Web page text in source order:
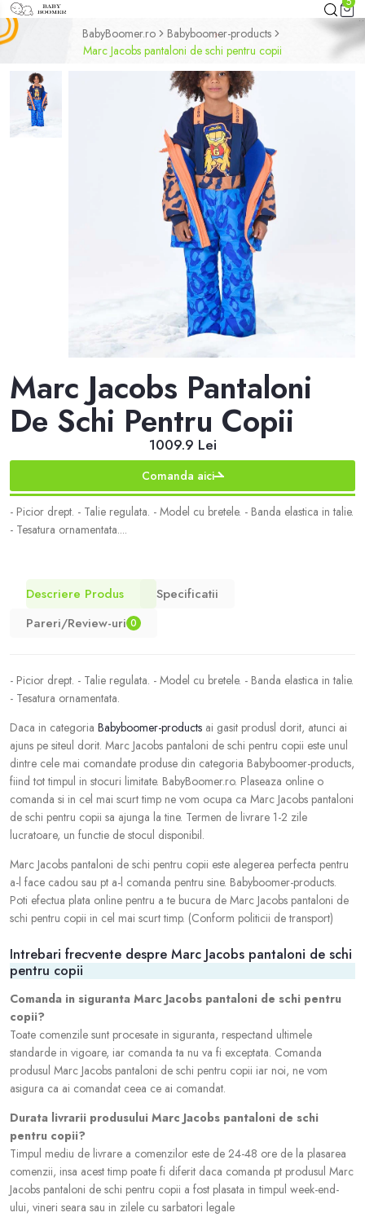
BabyBoomer.ro
Babyboomer-products
Marc Jacobs pantaloni de schi pentru copii
Marc Jacobs Pantaloni
De Schi Pentru Copii
1009.9 Lei
Comanda aici
- Picior drept. - Talie regulata. - Model cu bretele. - Banda elastica in talie.
- Tesatura ornamentata....
Descriere Produs
Specificatii
Pareri/Review-uri 0
- Picior drept. - Talie regulata. - Model cu bretele. - Banda elastica in talie.
- Tesatura ornamentata.
Daca in categoria Babyboomer-products ai gasit produsl dorit, atunci ai
ajuns pe siteul dorit. Marc Jacobs pantaloni de schi pentru copii este unul
dintre cele mai comandate produse din categoria Babyboomer-products,
fiind tot timpul in stocuri limitate. BabyBoomer.ro. Plaseaza online o
comanda si in cel mai scurt timp ne vom ocupa ca Marc Jacobs pantaloni
de schi pentru copii sa ajunga la tine. Termen de livrare 1-2 zile
lucratoare, un functie de stocul disponibil.
Marc Jacobs pantaloni de schi pentru copii este alegerea perfecta pentru
a-l face cadou sau pt a-l comanda pentru sine. Babyboomer-products.
Poti efectua plata online pentru a te bucura de Marc Jacobs pantaloni de
schi pentru copii in cel mai scurt timp. (Conform politicii de transport)
Intrebari frecvente despre Marc Jacobs pantaloni de schi
pentru copii
Comanda in siguranta Marc Jacobs pantaloni de schi pentru
copii?
Toate comenzile sunt procesate in siguranta, respectand ultimele
standarde in vigoare, iar comanda ta nu va fi exceptata. Comanda
produsul Marc Jacobs pantaloni de schi pentru copii iar noi, ne vom
asigura ca ai comandat ceea ce ai comandat.
Durata livrarii produsului Marc Jacobs pantaloni de schi
pentru copii?
Timpul mediu de livrare a comenzilor este de 24-48 ore de la plasarea
comenzii, insa acest timp poate fi diferit daca comanda pt produsul Marc
Jacobs pantaloni de schi pentru copii a fost plasata in timpul week-end-
ului, vineri seara sau in zilele cu sarbatori legale